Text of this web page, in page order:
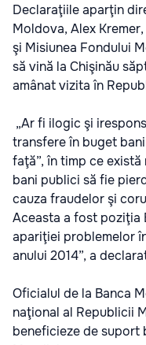
Declaraţiile aparţin
Moldova, Alex
şi Misiunea Fondului
să vină la Chişinău
amânat vizita în
„Ar fi ilogic şi
transfere în buget
faţă”, în timp ce
bani publici să fie
cauza fraudelor şi
Aceasta a fost poziţia
apariţiei problemelor
anului 2014”, a
Oficialul de la Banca
naţional al Republicii
beneficieze de suport